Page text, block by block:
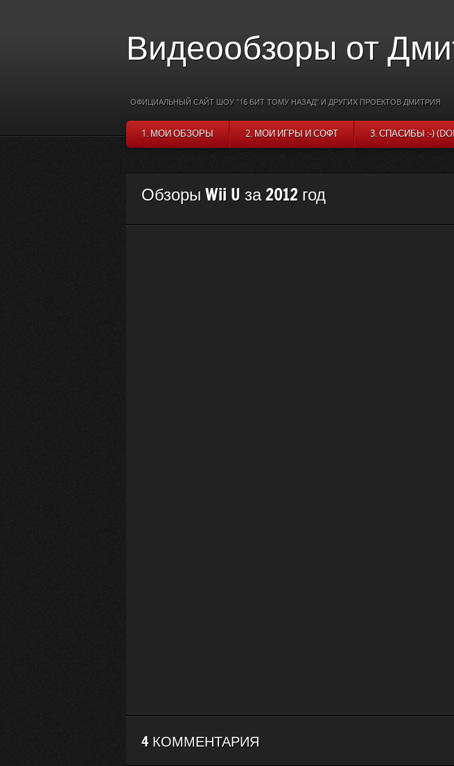
Видеообзоры от
ОФИЦИАЛЬНЫЙ САЙТ ШОУ "16 БИТ ТОМУ НАЗАД" И ДРУГИХ ПРОЕКТОВ ДМИТРИЯ
1. МОИ ОБЗОРЫ 2. МОИ ИГРЫ И СОФТ 3. СПАСИБЫ :-)
Обзоры Wii U за 2012 год
4 КОММЕНТАРИЯ